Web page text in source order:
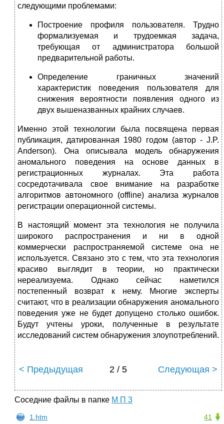
следующими проблемами:
Построение профиля пользователя. Трудно
формализуемая и трудоемкая задача,
требующая от администратора большой
предварительной работы.
Определение граничных значений
характеристик поведения пользователя для
снижения вероятности появления одного из
двух вышеназванных крайних случаев.
Именно этой технологии была посвящена первая
публикация, датированная 1980 годом (автор - J.P.
Anderson). Она описывала модель обнаружения
аномального поведения на основе данных в
регистрационных журналах. Эта работа
сосредотачивала свое внимание на разработке
алгоритмов автономного (offline) анализа журналов
регистрации операционной системы.
В настоящий момент эта технология не получила
широкого распространения и ни в одной
коммерчески распространяемой системе она не
используется. Связано это с тем, что эта технология
красиво выглядит в теории, но практически
нереализуема. Однако сейчас наметился
постепенный возврат к нему. Многие эксперты
считают, что в реализации обнаружения аномального
поведения уже не будет допущено столько ошибок.
Будут учтены уроки, полученные в результате
исследований систем обнаружения злоупотреблений.
< Предыдущая 2 / 5 Следующая >
Соседние файлы в папке М П 3
41
1.htm